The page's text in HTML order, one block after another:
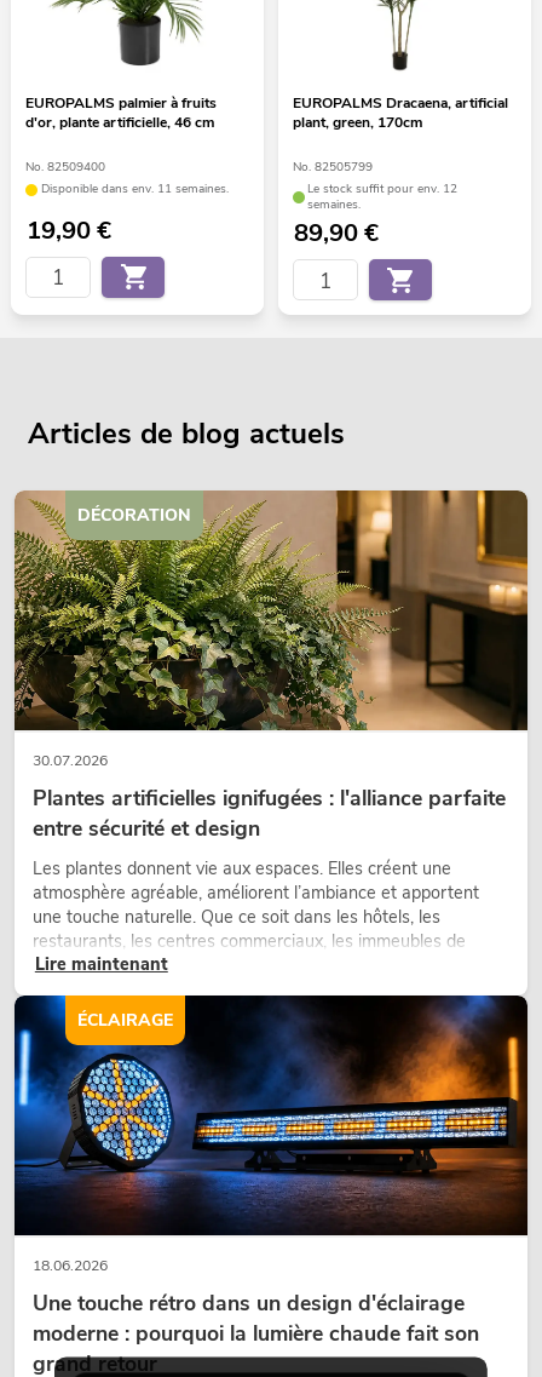
EUROPALMS palmier à fruits
d'or, plante artificielle, 46 cm
No. 82509400
Disponible dans env. 11 semaines.
19,90€
EUROPALMS Dracaena, artificial
plant, green, 170cm
No. 82505799
Le stock suffit pour env. 12
semaines.
89,90€
Articles de blog actuels
30.07.2026
Plantes artificielles ignifugées : l'alliance parfaite
entre sécurité et design
Les plantes donnent vie aux espaces. Elles créent une
atmosphère agréable, améliorent l’ambiance et apportent
une touche naturelle. Que ce soit dans les hôtels, les
restaurants, les centres commerciaux, les immeubles de
bureaux ou sur les stands d’exposition, une végétalisation de
qualité fait depuis longtemps partie intégrante des concepts
d’aménagement modernes.
Lire maintenant
DÉCORATION
18.06.2026
Une touche rétro dans un design d'éclairage
moderne : pourquoi la lumière chaude fait son
grand retour
ÉCLAIRAGE